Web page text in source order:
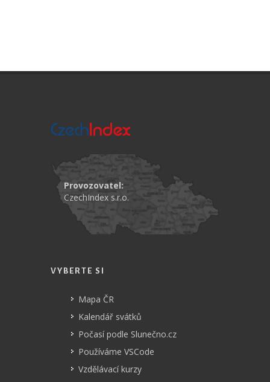
Provozovatel:
CzechIndex s.r.o.
VYBERTE SI
Mapa ČR
Kalendář svátků
Počasí podle Slunečno.cz
Používáme VSCode
Vzdělávací kurzy